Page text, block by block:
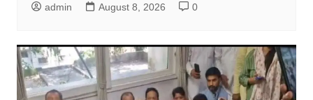
admin August 8, 2026 0